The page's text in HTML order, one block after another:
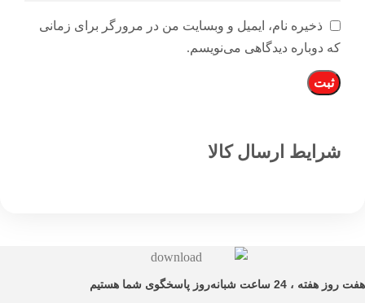
ذخیره نام، ایمیل و وبسایت من در مرورگر برای زمانی
که دوباره دیدگاهی می‌نویسم.
شرایط ارسال کالا
هفت روز هفته ، 24 ساعت شبانه‌روز پاسخگوی شما هستیم